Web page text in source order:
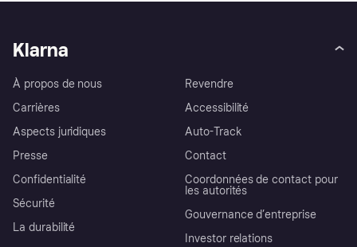
Klarna
À propos de nous
Carrières
Aspects juridiques
Presse
Confidentialité
Sécurité
La durabilité
Revendre
Accessibilité
Auto-Track
Contact
Coordonnées de contact pour
les autorités
Gouvernance d’entreprise
Investor relations